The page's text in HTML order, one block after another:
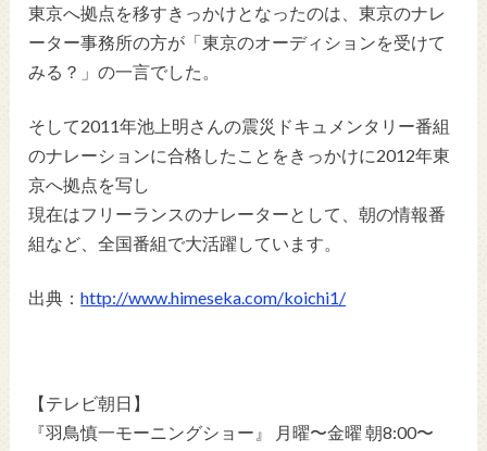
東京へ拠点を移すきっかけとなったのは、東京のナレ
ーター事務所の方が「東京のオーディションを受けて
みる？」の一言でした。
そして2011年池上明さんの震災ドキュメンタリー番組
のナレーションに合格したことをきっかけに2012年東
京へ拠点を写し
現在はフリーランスのナレーターとして、朝の情報番
組など、全国番組で大活躍しています。
出典：http://www.himeseka.com/koichi1/
【テレビ朝日】
『羽鳥慎一モーニングショー』 月曜〜金曜 朝8:00〜